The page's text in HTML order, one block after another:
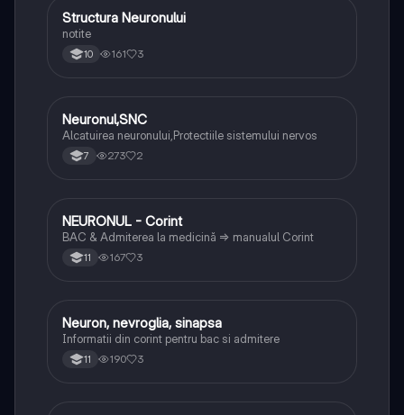
Biologie
Structura Neuronului
notite
10 161 3
Biologie
Neuronul,SNC
Alcatuirea neuronului,Protectiile sistemului nervos
7 273 2
Biologie
NEURONUL - Corint
BAC & Admiterea la medicină => manualul Corint
11 167 3
Biologie
Neuron, nevroglia, sinapsa
Informatii din corint pentru bac si admitere
11 190 3